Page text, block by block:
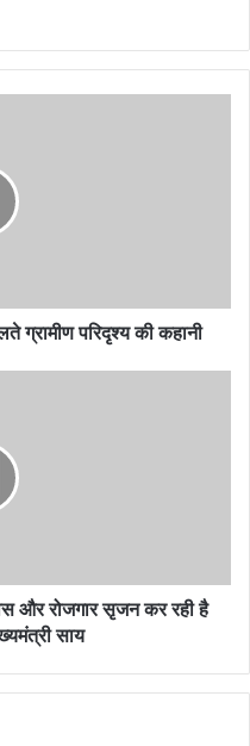
ग्रामीण परिदृश्य की कहानी
और रोजगार सृजन कर रही है
साय